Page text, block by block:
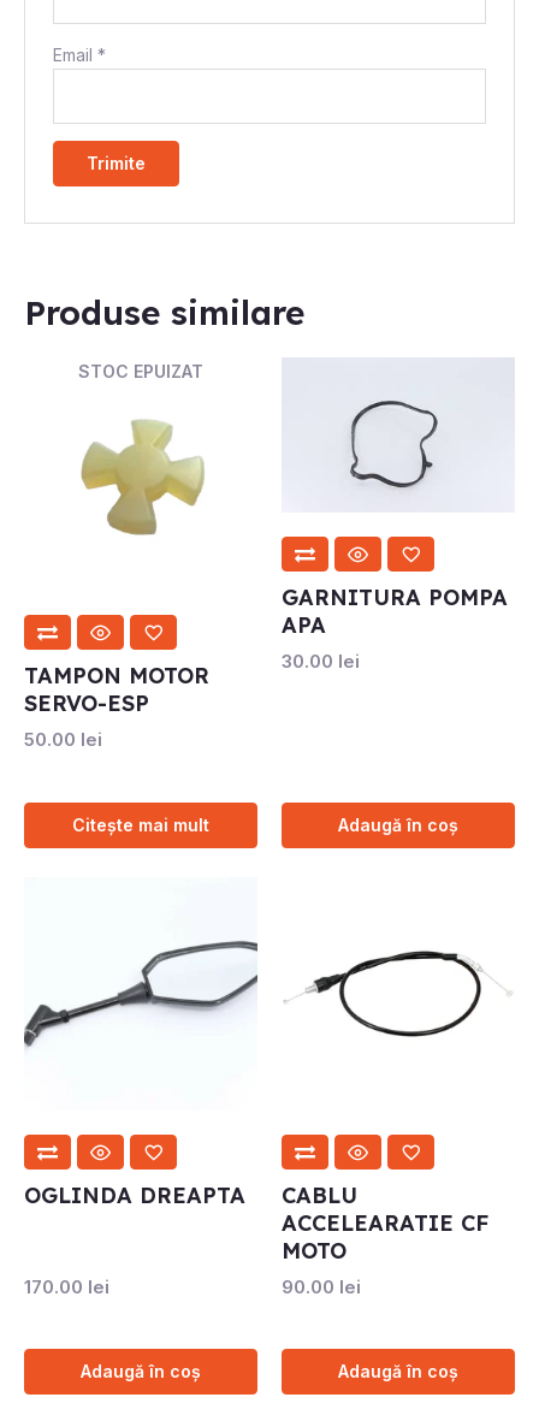
Email*
Produse similare
STOC EPUIZAT
TAMPON MOTOR
SERVO-ESP
50.00 lei
Citește mai mult
GARNITURA POMPA
APA
30.00 lei
Adaugă în coș
OGLINDA DREAPTA
170.00 lei
Adaugă în coș
CABLU
ACCELEARATIE CF
MOTO
90.00 lei
Adaugă în coș